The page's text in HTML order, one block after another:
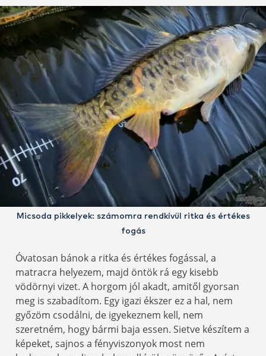
Micsoda pikkelyek: számomra rendkívül ritka és értékes
fogás
Óvatosan bánok a ritka és értékes fogással, a
matracra helyezem, majd öntök rá egy kisebb
vödörnyi vizet. A horgom jól akadt, amitől gyorsan
meg is szabadítom. Egy igazi ékszer ez a hal, nem
győzöm csodálni, de igyekeznem kell, nem
szeretném, hogy bármi baja essen. Sietve készítem a
képeket, sajnos a fényviszonyok most nem